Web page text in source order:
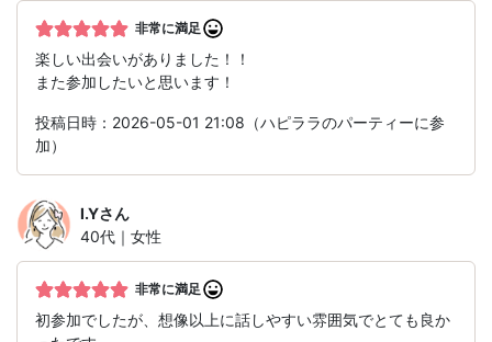
非常に満足
楽しい出会いがありました！！
また参加したいと思います！
投稿日時：2026-05-01 21:08（ハピララのパーティーに参
加）
I.Yさん
40代｜女性
非常に満足
初参加でしたが、想像以上に話しやすい雰囲気でとても良か